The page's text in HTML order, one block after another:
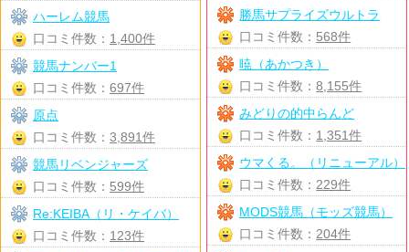
勝馬サプライズウルトラ
口コミ件数： 568件
暁（あかつき）
口コミ件数：8,155件
みどりの的中らんど
口コミ件数： 1,351件
ウマくる。（リニューアル）
口コミ件数： 229件
MODS競馬（モッズ競馬）
口コミ件数： 204件
ハーレム競馬
口コミ件数： 1,400件
競馬ナンバー1
口コミ件数： 697件
原点
口コミ件数： 3,891件
競馬リベンジャーズ
口コミ件数： 599件
Re:KEIBA（リ・ケイバ）
口コミ件数： 123件